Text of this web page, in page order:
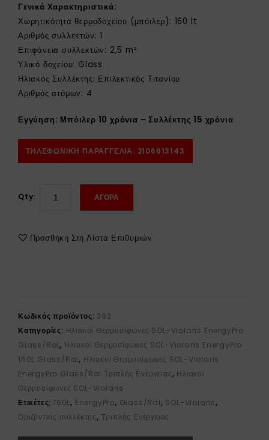
Γενικά Χαρακτηριστικά:
Χωρητικότητα θερμοδοχείου (μπόιλερ): 160 lt
Αριθμός συλλεκτών: 1
Επιφάνεια συλλεκτών: 2,5 m²
Υλικό δοχείου: Glass
Ηλιακός Συλλέκτης: Επιλεκτικός Τιτανίου
Αριθμός ατόμων: 4
Εγγύηση: Μπόιλερ 10 χρόνια – Συλλέκτης 15 χρόνια
ΤΗΛΕΦΩΝΙΚΗ ΠΑΡΑΓΓΕΛΙΑ: 2106613143
Qty: ΑΓΟΡΑ
Προσθήκη Στη Λίστα Επιθυμιών
Κωδικός προϊόντος: 382
Κατηγορίες: Ηλιακοί Θερμοσίφωνες SOL-Violaris EnergyPro
Glass/Ral, Ηλιακοί Θερμοσίφωνες SOL-Violaris EnergyPro
160L Glass/Ral, Ηλιακοί Θερμοσίφωνες SOL-Violaris
EnergyPro Glass/Ral Τριπλής Ενέργειας, Ηλιακοί
Θερμοσίφωνες SOL-Violaris
Ετικέτες: 160L, EnergyPro, Glass/Ral, SOL-Violaris,
Οριζόντιος συλλέκτης, Τριπλής Ενέργειας